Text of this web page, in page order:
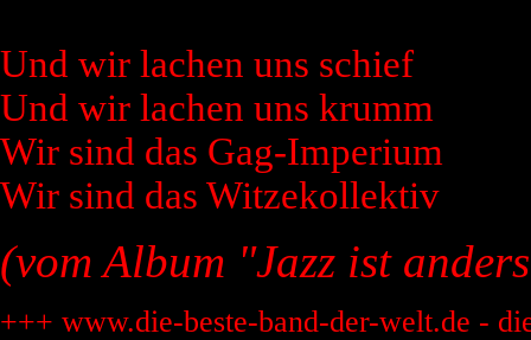
Und wir lachen uns schief
Und wir lachen uns krumm
Wir sind das Gag-Imperium
Wir sind das Witzekollektiv
(vom Album "Jazz ist
+++ www.die-beste-band-der-welt.de -